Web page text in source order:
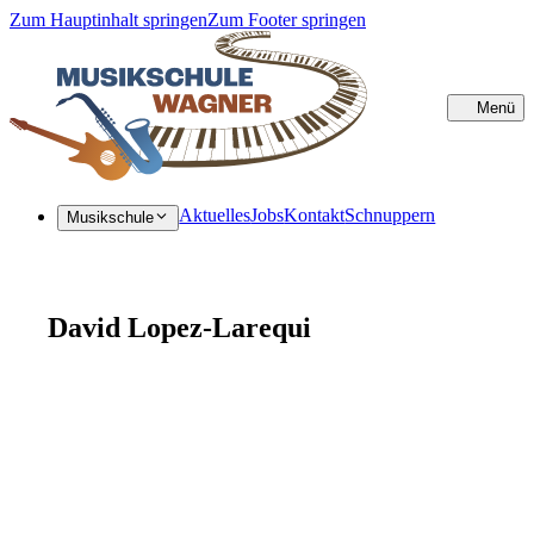
Zum Hauptinhalt springenZum Footer springen
Menü
Musikschule AktuellesJobsKontaktSchnuppern
David Lopez-Larequi